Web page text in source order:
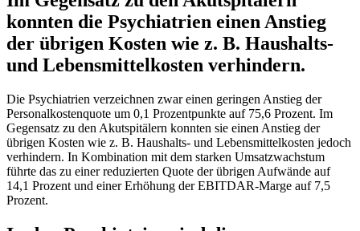
konnten die Psychiatrien einen Anstieg
der übrigen Kosten wie z. B. Haushalts-
und Lebensmittelkosten verhindern.
Die Psychiatrien verzeichnen zwar einen geringen Anstieg der
Personalkostenquote um 0,1 Prozentpunkte auf 75,6 Prozent. Im
Gegensatz zu den Akutspitälern konnten sie einen Anstieg der
übrigen Kosten wie z. B. Haushalts- und Lebensmittelkosten jedoch
verhindern. In Kombination mit dem starken Umsatzwachstum
führte das zu einer reduzierten Quote der übrigen Aufwände auf
14,1 Prozent und einer Erhöhung der EBITDAR-Marge auf 7,5
Prozent.